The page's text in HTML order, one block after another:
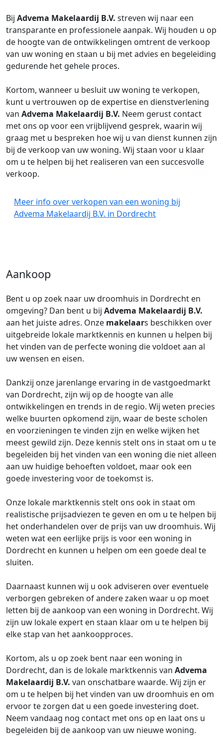
Bij Advema Makelaardij B.V. streven wij naar een
transparante en professionele aanpak. Wij houden u op
de hoogte van de ontwikkelingen omtrent de verkoop
van uw woning en staan u bij met advies en begeleiding
gedurende het gehele proces.
Kortom, wanneer u besluit uw woning te verkopen,
kunt u vertrouwen op de expertise en dienstverlening
van Advema Makelaardij B.V. Neem gerust contact
met ons op voor een vrijblijvend gesprek, waarin wij
graag met u bespreken hoe wij u van dienst kunnen zijn
bij de verkoop van uw woning. Wij staan voor u klaar
om u te helpen bij het realiseren van een succesvolle
verkoop.
Meer info over verkopen van een woning bij
Advema Makelaardij B.V. in Dordrecht
Aankoop
Bent u op zoek naar uw droomhuis in Dordrecht en
omgeving? Dan bent u bij Advema Makelaardij B.V.
aan het juiste adres. Onze makelaars beschikken over
uitgebreide lokale marktkennis en kunnen u helpen bij
het vinden van de perfecte woning die voldoet aan al
uw wensen en eisen.
Dankzij onze jarenlange ervaring in de vastgoedmarkt
van Dordrecht, zijn wij op de hoogte van alle
ontwikkelingen en trends in de regio. Wij weten precies
welke buurten opkomend zijn, waar de beste scholen
en voorzieningen te vinden zijn en welke wijken het
meest gewild zijn. Deze kennis stelt ons in staat om u te
begeleiden bij het vinden van een woning die niet alleen
aan uw huidige behoeften voldoet, maar ook een
goede investering voor de toekomst is.
Onze lokale marktkennis stelt ons ook in staat om
realistische prijsadviezen te geven en om u te helpen bij
het onderhandelen over de prijs van uw droomhuis. Wij
weten wat een eerlijke prijs is voor een woning in
Dordrecht en kunnen u helpen om een goede deal te
sluiten.
Daarnaast kunnen wij u ook adviseren over eventuele
verborgen gebreken of andere zaken waar u op moet
letten bij de aankoop van een woning in Dordrecht. Wij
zijn uw lokale expert en staan klaar om u te helpen bij
elke stap van het aankoopproces.
Kortom, als u op zoek bent naar een woning in
Dordrecht, dan is de lokale marktkennis van Advema
Makelaardij B.V. van onschatbare waarde. Wij zijn er
om u te helpen bij het vinden van uw droomhuis en om
ervoor te zorgen dat u een goede investering doet.
Neem vandaag nog contact met ons op en laat ons u
begeleiden bij de aankoop van uw nieuwe woning.